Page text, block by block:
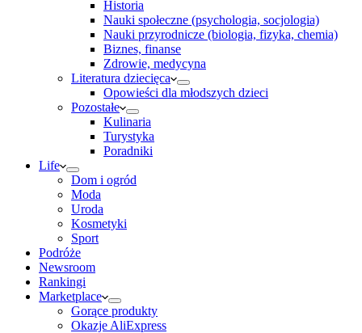
Historia
Nauki społeczne (psychologia, socjologia)
Nauki przyrodnicze (biologia, fizyka, chemia)
Biznes, finanse
Zdrowie, medycyna
Literatura dziecięca
Opowieści dla młodszych dzieci
Pozostałe
Kulinaria
Turystyka
Poradniki
Life
Dom i ogród
Moda
Uroda
Kosmetyki
Sport
Podróże
Newsroom
Rankingi
Marketplace
Gorące produkty
Okazje AliExpress